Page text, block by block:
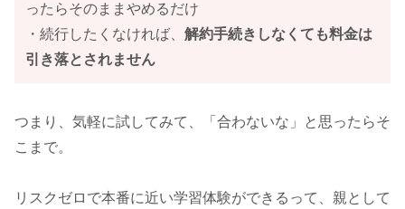
ったらそのままやめるだけ
・続行したくなければ、 解約手続きしなくても料金は
引き落とされません
つまり、気軽に試してみて、「合わないな」と思ったらそ
こまで。
リスクゼロで本番に近い学習体験ができるって、親として